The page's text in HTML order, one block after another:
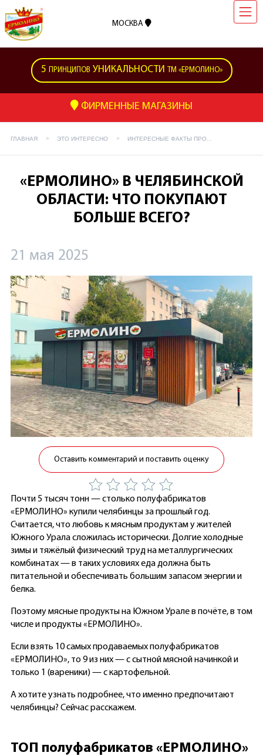
МОСКВА
5 ПРИНЦИПОВ УНИКАЛЬНОСТИ ТМ «ЕРМОЛИНО»
ФИРМЕННЫЕ МАГАЗИНЫ
ГЛАВНАЯ ЭТО ИНТЕРЕСНО ИНТЕРЕСНЫЕ ФАКТЫ ПРО...
«ЕРМОЛИНО» В ЧЕЛЯБИНСКОЙ
ОБЛАСТИ: ЧТО ПОКУПАЮТ
БОЛЬШЕ ВСЕГО?
21 мая 2025
Оставить комментарий и поставить оценку
Почти 5 тысяч тонн — столько полуфабрикатов
«ЕРМОЛИНО» купили челябинцы за прошлый год.
Считается, что любовь к мясным продуктам у жителей
Южного Урала сложилась исторически. Долгие холодные
зимы и тяжёлый физический труд на металлургических
комбинатах — в таких условиях еда должна быть
питательной и обеспечивать большим запасом энергии и
белка.
Поэтому мясные продукты на Южном Урале в почёте, в том
числе и продукты «ЕРМОЛИНО».
Если взять 10 самых продаваемых полуфабрикатов
«ЕРМОЛИНО», то 9 из них — с сытной мясной начинкой и
только 1 (вареники) — с картофельной.
А хотите узнать подробнее, что именно предпочитают
челябинцы? Сейчас расскажем.
ТОП полуфабрикатов «ЕРМОЛИНО»